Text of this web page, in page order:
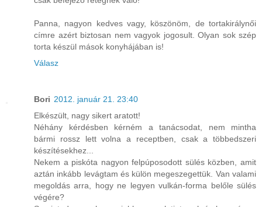
Panna, nagyon kedves vagy, köszönöm, de tortakirálynői
címre azért biztosan nem vagyok jogosult. Olyan sok szép
torta készül mások konyhájában is!
Válasz
Bori 2012. január 21. 23:40
Elkészült, nagy sikert aratott!
Néhány kérdésben kérném a tanácsodat, nem mintha
bármi rossz lett volna a receptben, csak a többedszeri
készítésekhez...
Nekem a piskóta nagyon felpúposodott sülés közben, amit
aztán inkább levágtam és külön megeszegettük. Van valami
megoldás arra, hogy ne legyen vulkán-forma belőle sülés
végére?